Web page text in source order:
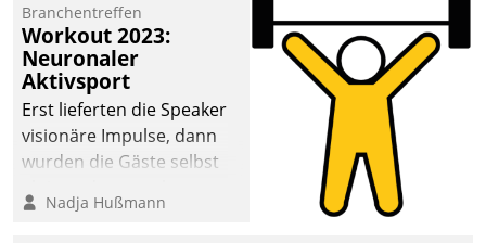
Branchentreffen
Workout 2023:
Neuronaler
Aktivsport
Erst lieferten die Speaker
visionäre Impulse, dann
wurden die Gäste selbst
methodisch
Nadja Hußmann